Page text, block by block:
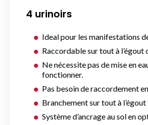
4 urinoirs
Ideal pour les manifestations
Raccordable sur tout à l’égout
Ne nécessite pas de mise en
fonctionner.
Pas besoin de raccordement
Branchement sur tout à
Système d’ancrage au sol en